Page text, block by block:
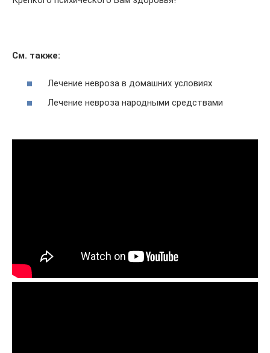
См. также:
Лечение невроза в домашних условиях
Лечение невроза народными средствами